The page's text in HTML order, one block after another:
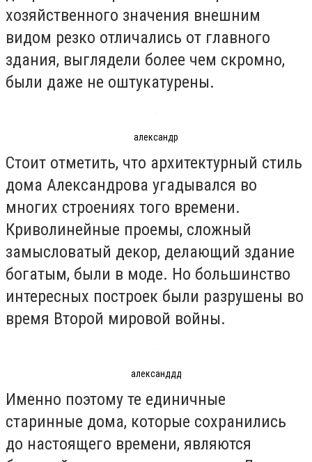
хозяйственного значения внешним
видом резко отличались от главного
здания, выглядели более чем скромно,
были даже не оштукатурены.
александр
Стоит отметить, что архитектурный стиль
дома Александрова угадывался во
многих строениях того времени.
Криволинейные проемы, сложный
замысловатый декор, делающий здание
богатым, были в моде. Но большинство
интересных построек были разрушены во
время Второй мировой войны.
александдд
Именно поэтому те единичные
старинные дома, которые сохранились
до настоящего времени, являются